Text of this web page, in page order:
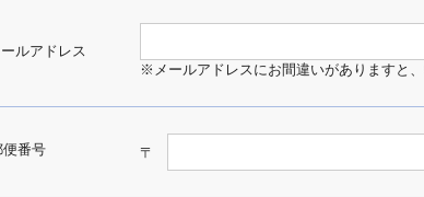
ールアドレス
※メールアドレスにお間違いがありますと
便番号 〒